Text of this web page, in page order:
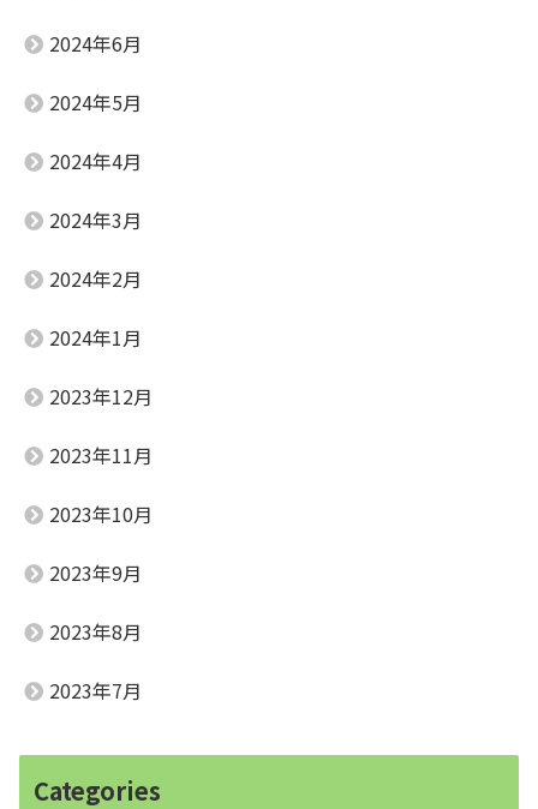
2024年6月
2024年5月
2024年4月
2024年3月
2024年2月
2024年1月
2023年12月
2023年11月
2023年10月
2023年9月
2023年8月
2023年7月
Categories